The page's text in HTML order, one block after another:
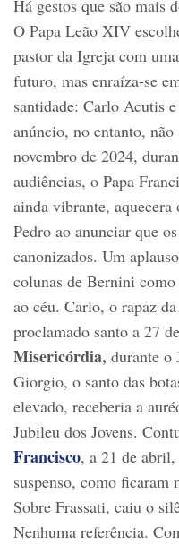
Há gestos que são mais
O Papa Leão XIV
pastor da Igreja com
futuro, mas enraíza-se
santidade: Carlo Acutis
anúncio, no entanto,
novembro de 2024,
audiências, o Papa
ainda vibrante, aquecera
Pedro ao anunciar que
canonizados. Um
colunas de Bernini
ao céu. Carlo, o rapaz
proclamado santo a 27
Misericórdia, durante o
Giorgio, o santo das
elevado, receberia a
Jubileu dos Jovens.
Francisco, a 21 de
suspenso, como ficaram
Sobre Frassati, caiu o
Nenhuma referência.